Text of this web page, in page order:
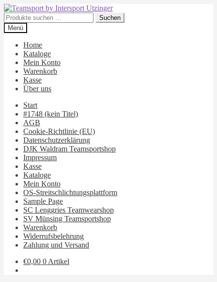
Zur
Navigation
springen
Zum
Inhalt
springen
Suchen
nach:
Suchen
Menü
Home
Kataloge
Mein Konto
Warenkorb
Kasse
Über uns
Start
#1748 (kein Titel)
AGB
Cookie-Richtlinie (EU)
Datenschutzerklärung
DJK Waldram Teamsportshop
Impressum
Kasse
Kataloge
Mein Konto
OS-Streitschlichtungsplattform
Sample Page
SC Lenggries Teamwearshop
SV Münsing Teamsportshop
Warenkorb
Widerrufsbelehrung
Zahlung und Versand
€0,00 0 Artikel